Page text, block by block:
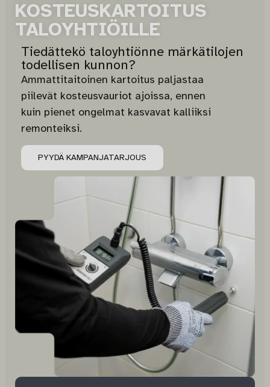
KOSTEUSKARTOITUS
TALOYHTIÖILLE
Tiedättekö taloyhtiönne märkätilojen
todellisen kunnon?
Ammattitaitoinen kartoitus paljastaa
piilevät kosteusvauriot ajoissa, ennen
kuin pienet ongelmat kasvavat kalliiksi
remonteiksi.
PYYDÄ KAMPANJATARJOUS